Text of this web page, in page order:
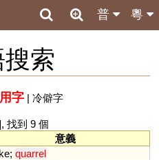
粵
普
索
字| 冷僻字
找到 9 個
意義
; quarrel